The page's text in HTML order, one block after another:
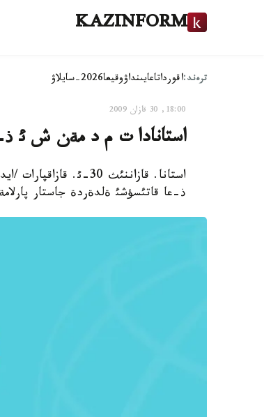
KAZINFORM
ترەند:اقورداتاعايىنداۋوقيعا2026-سايلاۋ
18:00, 30 قازان 2009
استانادا ت م د مةن ش ئ
استانا. قازاننئث
ذ-عا قاتئسؤشئ ةلدةردة جاستار